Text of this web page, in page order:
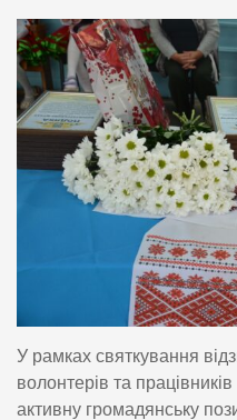
У рамках святкування
волонтерів та
активну громадянську